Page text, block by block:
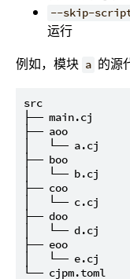
--skip-
运行
例如，模块 a 的源
src
├── main.cj
├── aoo
│   └── a.cj
├── boo
│   └── b.cj
├── coo
│   └── c.cj
├── doo
│   └── d.cj
├── eoo
│   └── e.cj